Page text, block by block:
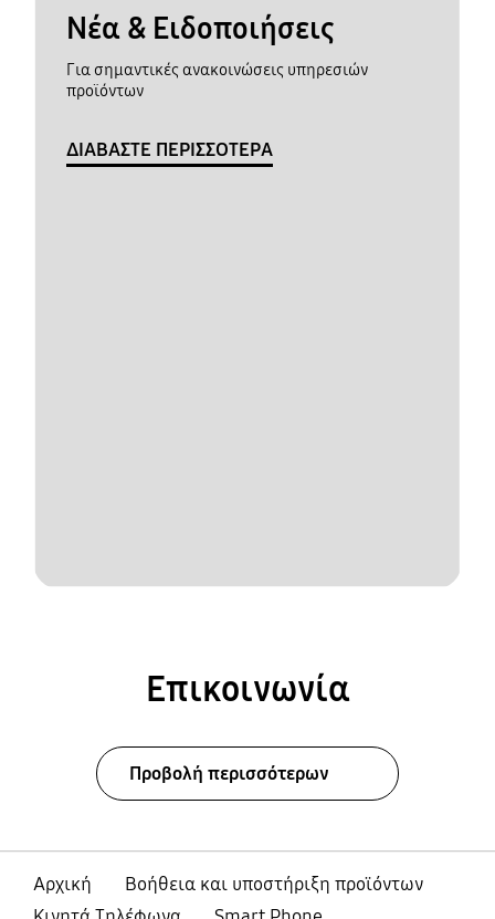
Νέα & Ειδοποιήσεις
Για σημαντικές ανακοινώσεις υπηρεσιών
προϊόντων
ΔΙΑΒΑΣΤΕ ΠΕΡΙΣΣΟΤΕΡΑ
Επικοινωνία
Προβολή περισσότερων
Αρχική
Βοήθεια και υποστήριξη προϊόντων